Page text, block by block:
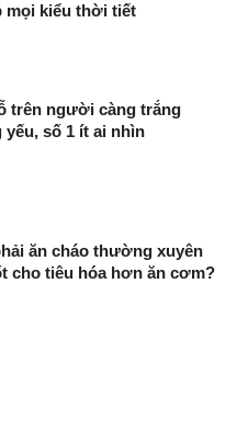
mọi kiểu thời tiết
trên người càng trắng
yếu, số 1 ít ai nhìn
ăn cháo thường xuyên
cho tiêu hóa hơn ăn cơm?